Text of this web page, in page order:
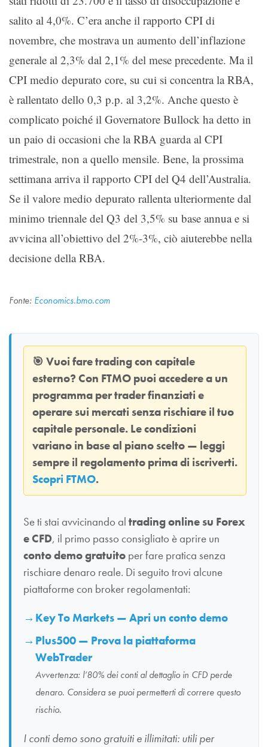
salito al 4,0%. C’era anche il rapporto CPI di
novembre, che mostrava un aumento dell’inflazione
generale al 2,3% dal 2,1% del mese precedente. Ma il
CPI medio depurato core, su cui si concentra la RBA,
è rallentato dello 0,3 p.p. al 3,2%. Anche questo è
complicato poiché il Governatore Bullock ha detto in
un paio di occasioni che la RBA guarda al CPI
trimestrale, non a quello mensile. Bene, la prossima
settimana arriva il rapporto CPI del Q4 dell’Australia.
Se il valore medio depurato rallenta ulteriormente dal
minimo triennale del Q3 del 3,5% su base annua e si
avvicina all’obiettivo del 2%-3%, ciò aiuterebbe nella
decisione della RBA.
Fonte: Economics.bmo.com
🎯 Vuoi fare trading con capitale
esterno? Con FTMO puoi accedere a un
programma per trader finanziati e
operare sui mercati senza rischiare il tuo
capitale personale. Le condizioni
variano in base al piano scelto — leggi
sempre il regolamento prima di iscriverti.
Scopri FTMO.
Se ti stai avvicinando al trading online su Forex
e CFD, il primo passo consigliato è aprire un
conto demo gratuito per fare pratica senza
rischiare denaro reale. Di seguito trovi alcune
piattaforme con broker regolamentati:
Key To Markets — Apri un conto demo
Plus500 — Prova la piattaforma
WebTrader
Avvertenza: l’80% dei conti al dettaglio in CFD perde
denaro. Considera se puoi permetterti di correre questo
rischio.
I conti demo sono gratuiti e illimitati: utili per